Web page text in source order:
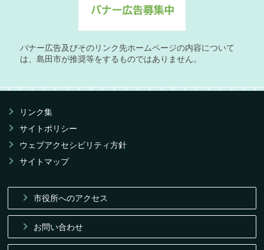
バナー広告及びそのリンク先ホームページの内容について
は、島田市が推奨等をするものではありません。
リンク集
サイトポリシー
ウェブアクセシビリティ方針
サイトマップ
市役所へのアクセス
お問い合わせ